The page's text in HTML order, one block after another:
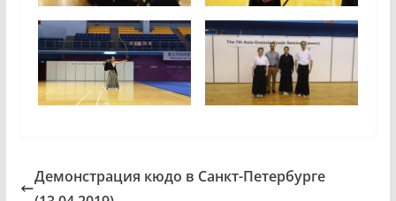
Демонстрация кюдо в Санкт-Петербурге